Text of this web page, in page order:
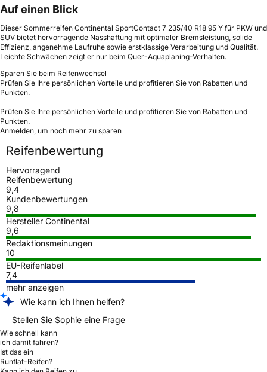
Auf einen Blick
Dieser Sommerreifen Continental SportContact 7 235/40 R18 95 Y für PKW und
SUV bietet hervorragende Nasshaftung mit optimaler Bremsleistung, solide
Effizienz, angenehme Laufruhe sowie erstklassige Verarbeitung und Qualität.
Leichte Schwächen zeigt er nur beim Quer-Aquaplaning-Verhalten.
Sparen Sie beim Reifenwechsel
Prüfen Sie Ihre persönlichen Vorteile und profitieren Sie von Rabatten und
Punkten.
Prüfen Sie Ihre persönlichen Vorteile und profitieren Sie von Rabatten und
Punkten.
Anmelden, um noch mehr zu sparen
Reifenbewertung
Hervorragend
Reifenbewertung
9,4
Kundenbewertungen
9,8
Hersteller Continental
9,6
Redaktionsmeinungen
10
EU-Reifenlabel
7,4
mehr anzeigen
Wie kann ich Ihnen helfen?
Stellen Sie Sophie eine Frage
Wie schnell kann
ich damit fahren?
Ist das ein
Runflat-Reifen?